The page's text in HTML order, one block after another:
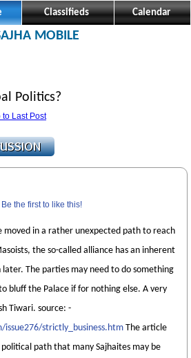
Classifieds Calendar
MOBILE
Politics?
to Last Post
Be the first to like this!
moved in a rather unexpected path to reach
the so-called alliance has an inherent
later. The parties may need to do something
bluff the Palace if for nothing else. A very
Tiwari. source: -
strictly_business.htm The article
path that many Sajhaites may be